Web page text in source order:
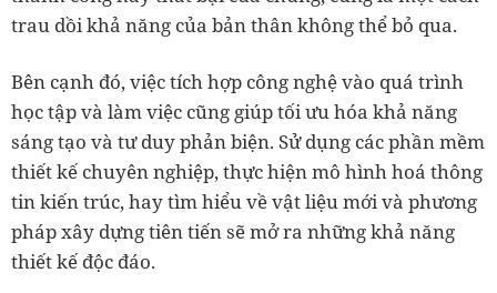
trau dồi khả năng của bản thân không thể bỏ qua.
Bên cạnh đó, việc tích hợp công nghệ vào quá trình
học tập và làm việc cũng giúp tối ưu hóa khả năng
sáng tạo và tư duy phản biện. Sử dụng các phần mềm
thiết kế chuyên nghiệp, thực hiện mô hình hoá thông
tin kiến trúc, hay tìm hiểu về vật liệu mới và phương
pháp xây dựng tiên tiến sẽ mở ra những khả năng
thiết kế độc đáo.